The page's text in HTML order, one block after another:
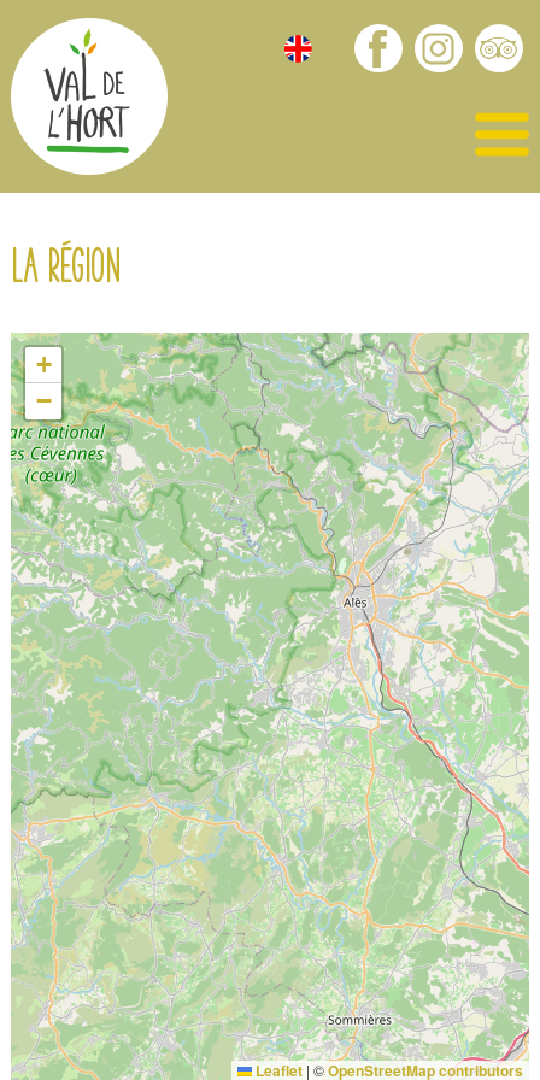
La région
+
−
Leaflet | ©OpenStreetMap contributors